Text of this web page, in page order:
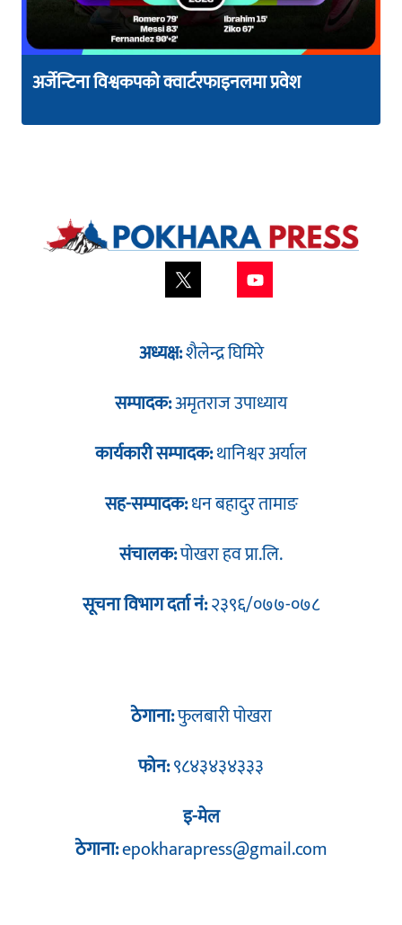
अर्जेन्टिना विश्वकपको क्वार्टरफाइनलमा प्रवेश
अध्यक्ष:शैलेन्द्र घिमिरे
सम्पादक:अमृतराज उपाध्याय
कार्यकारी सम्पादक:थानिश्वर अर्याल
सह-सम्पादक:धन बहादुर तामाङ
संचालक:पोखरा हव प्रा.लि.
सूचना विभाग दर्ता नं:२३९६/०७७-०७८
ठेगाना:फुलबारी पोखरा
फोन:९८४३४३४३३३
इ-मेल
ठेगाना:epokharapress@gmail.com